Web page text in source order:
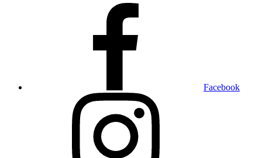
Facebook